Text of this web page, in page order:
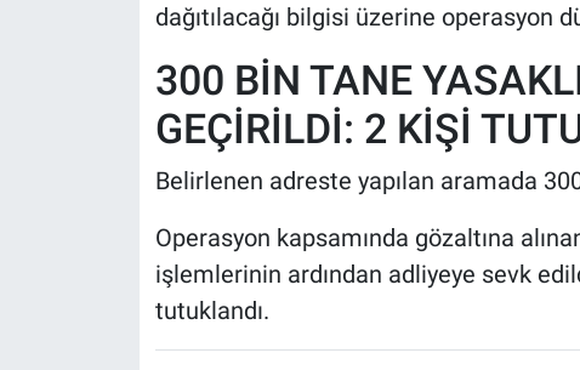
dağıtılacağı bilgisi üzerine operasyon
300 BİN TANE
GEÇİRİLDİ: 2 KİŞİ
Belirlenen adreste yapılan aramada
Operasyon kapsamında gözaltına
işlemlerinin ardından adliyeye sevk
tutuklandı.